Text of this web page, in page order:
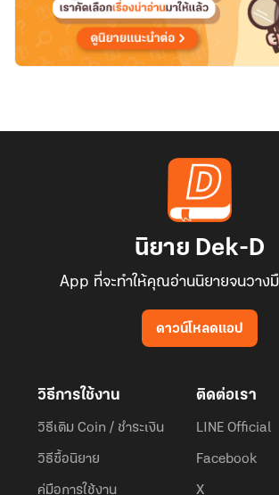
นิยาย Dek-D
App ที่จะทำให้คุณอ่านนิยายจนวาง
ดาวน์โหลดแอป
วิธีการใช้งาน
วิธีเติม Coin / ชำระเงิน
วิธีซื้อนิยาย
คู่มือการใช้งาน
ติดต่อเรา
LINE Official
Facebook
X